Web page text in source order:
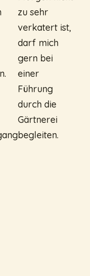
zu sehr
verkatert ist,
darf mich
gern bei
einer
Führung
durch die
Gärtnerei
begleiten.